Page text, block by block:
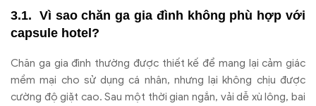
Vì sao chăn ga gia đình không phù hợp với
capsule hotel?
Chăn ga gia đình thường được thiết kế để mang lại cảm giác
mềm mại cho sử dụng cá nhân, nhưng lại không chịu được
cường độ giặt cao. Sau một thời gian ngắn, vải dễ xù lông, bai